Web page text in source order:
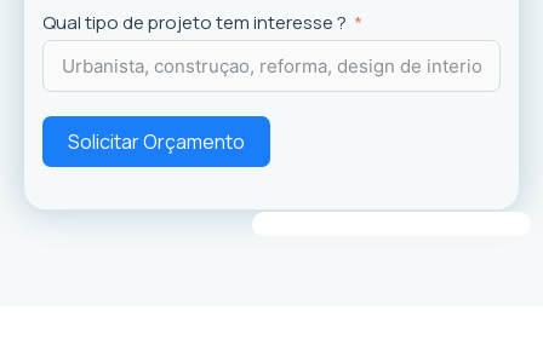
Qual tipo de projeto tem interesse ?
Solicitar Orçamento